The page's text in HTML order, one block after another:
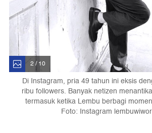
2 / 10
Di Instagram, pria 49 tahun ini eksis
ribu followers. Banyak netizen
termasuk ketika Lembu berbagi
Foto: Instagram